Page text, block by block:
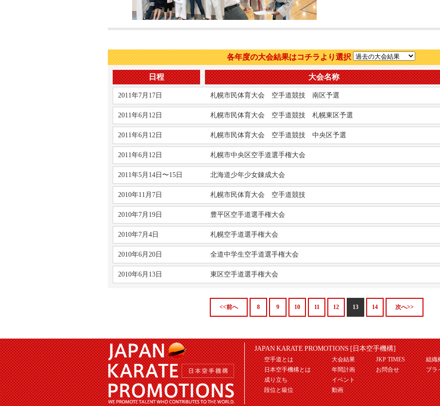
各年度の大会結果はコチラより選択
日程 大会名称
2011年7月17日 札幌市民体育大会 空手道競技 南区予選
2011年6月12日 札幌市民体育大会 空手道競技 札幌東区予選
2011年6月12日 札幌市民体育大会 空手道競技 中央区予選
2011年6月12日 札幌市中央区空手道選手権大会
2011年5月14日〜15日 北海道少年少女錬成大会
2010年11月7日 札幌市民体育大会 空手道競技
2010年7月19日 豊平区空手道選手権大会
2010年7月4日 札幌空手道選手権大会
2010年6月20日 全道中学生空手道選手権大会
2010年6月13日 東区空手道選手権大会
<<前へ 8 9 10 11 12 13 14 次へ>>
JAPAN KARATE PROMOTIONS [日本空手機構]
空手道とは
日本空手機構とは
成り立ち
段位と級位
大会結果
年間計画
イベント
動画
JKP TIMES
お問合せ
組織
プラ